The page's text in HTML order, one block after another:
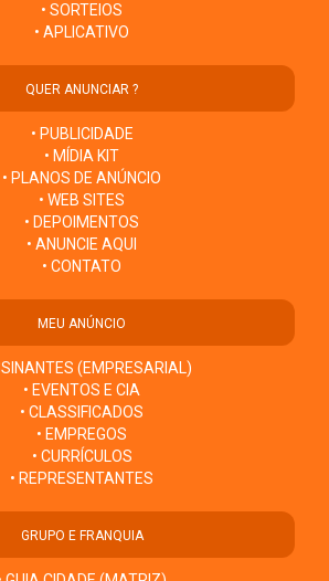
• SORTEIOS
• APLICATIVO
QUER ANUNCIAR ?
• PUBLICIDADE
• MÍDIA KIT
• PLANOS DE ANÚNCIO
• WEB SITES
• DEPOIMENTOS
• ANUNCIE AQUI
• CONTATO
MEU ANÚNCIO
(EMPRESARIAL)
• EVENTOS E CIA
• CLASSIFICADOS
• EMPREGOS
• CURRÍCULOS
• REPRESENTANTES
GRUPO E FRANQUIA